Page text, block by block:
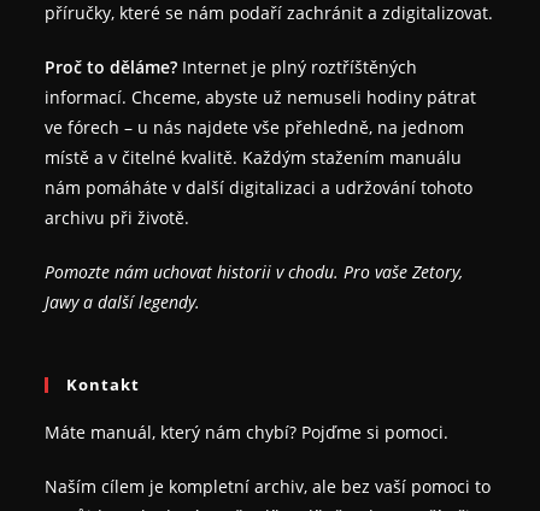
příručky, které se nám podaří zachránit a zdigitalizovat.
Proč to děláme? Internet je plný roztříštěných
informací. Chceme, abyste už nemuseli hodiny pátrat
ve fórech – u nás najdete vše přehledně, na jednom
místě a v čitelné kvalitě. Každým stažením manuálu
nám pomáháte v další digitalizaci a udržování tohoto
archivu při životě.
Pomozte nám uchovat historii v chodu. Pro vaše Zetory,
Jawy a další legendy.
Kontakt
Máte manuál, který nám chybí? Pojďme si pomoci.
Naším cílem je kompletní archiv, ale bez vaší pomoci to